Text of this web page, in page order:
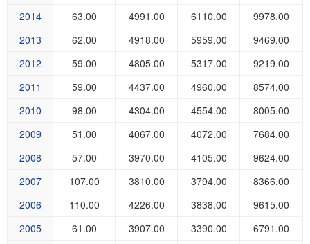
2014
63.00 4991.00 6110.00
9978.00
2013
62.00 4918.00 5959.00
9469.00
2012
59.00 4805.00 5317.00
9219.00
2011
59.00 4437.00 4960.00
8574.00
2010
98.00 4304.00 4554.00
8005.00
2009
51.00 4067.00 4072.00
7684.00
2008
57.00 3970.00 4105.00
9624.00
2007
107.00 3810.00 3794.00
8366.00
2006
110.00 4226.00 3838.00
9615.00
2005
61.00 3907.00 3390.00
6791.00